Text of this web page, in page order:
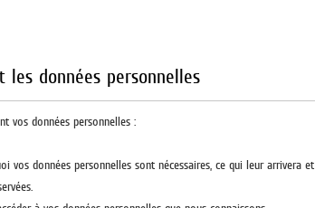
les données personnelles
vos données personnelles :
vos données personnelles sont nécessaires, ce qui leur arrivera et